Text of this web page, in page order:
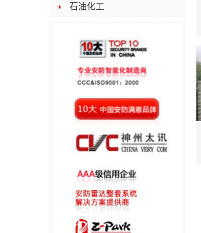
石油化工